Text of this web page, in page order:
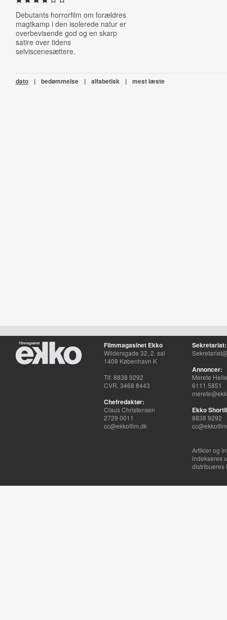
Debutants horrorfilm om forældres
magtkamp i den isolerede natur er
overbevisende god og en skarp
satire over tidens
selviscenesættere.
dato | bedømmelse | alfabetisk | mest læste
Filmmagasinet Ekko
Wildersgade 32, 2. sal
1408 København K
Tlf. 8838 9292
CVR. 3468 8443
Chefredaktør:
Claus Christensen
2729 0011
cc@ekkofilm.dk
Sekretariat:
Annoncer:
Merete
6111 5851
Ekko
8838 9292
Artikler og
indekseres
distribueres